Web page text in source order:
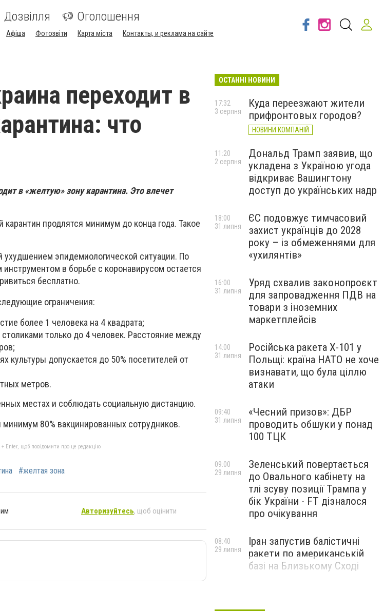
Дозвілля Оголошення
Афіша Фотозвіти Карта міста Контакты, и реклама на сайте
переходит в
что
в «желтую» зону карантина. Это влечет
продлятся минимум до конца года. Такое
эпидемиологической ситуации. По
в борьбе с коронавирусом остается
бесплатно.
ограничения:
более 1 человека на 4 квадрата;
только до 4 человек. Расстояние между
культуры допускается до 50% посетителей от
метров.
местах и соблюдать социальную дистанцию.
80% вакцинированных сотрудников.
Enter, щоб повідомити про це редакцію
#желтая зона
Авторизуйтесь, щоб оцінити
ОСТАННІ НОВИНИ
Куда переезжают жители
прифронтовых городов?
НОВИНИ КОМПАНІЙ
17:32
3 серпня
Дональд Трамп заявив, що
укладена з Україною угода
відкриває Вашингтону
доступ до українських надр
11:20
2 серпня
ЄС подовжує тимчасовий
захист українців до 2028
року – із обмеженнями для
«ухилянтів»
18:00
31 липня
Уряд схвалив законопроєкт
для запровадження ПДВ на
товари з іноземних
маркетплейсів
16:00
31 липня
Російська ракета Х-101 у
Польщі: країна НАТО не хоче
визнавати, що була ціллю
атаки
14:00
31 липня
«Чесний призов»: ДБР
проводить обшуки у понад
100 ТЦК
09:40
31 липня
Зеленський повертається
до Овального кабінету на
тлі зсуву позиції Трампа у
бік України - FT дізналося
про очікування
09:00
29 липня
Іран запустив балістичні
ракети по американській
базі на Близькому Сході
08:40
29 липня